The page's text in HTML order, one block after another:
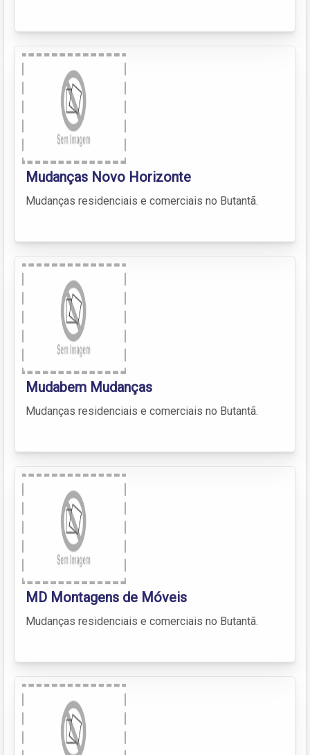
Mudanças Novo Horizonte
Mudanças residenciais e comerciais no Butantã.
Mudabem Mudanças
Mudanças residenciais e comerciais no Butantã.
MD Montagens de Móveis
Mudanças residenciais e comerciais no Butantã.